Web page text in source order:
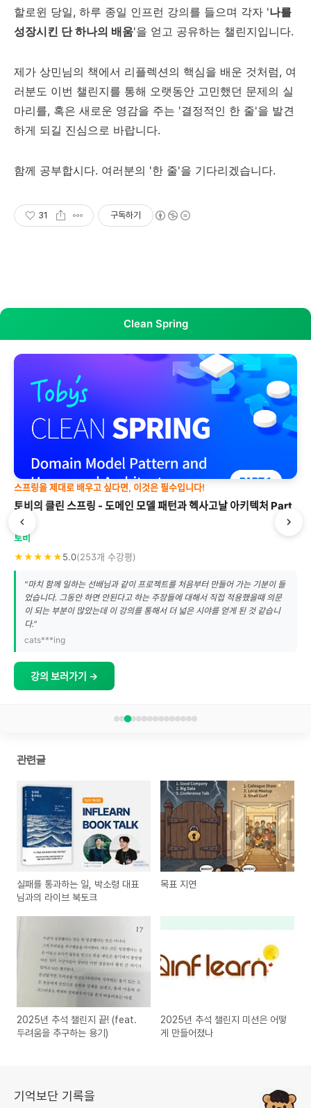
할로윈 당일, 하루 종일 인프런 강의를 들으며 각자 '나를
성장시킨 단 하나의 배움'을 얻고 공유하는 챌린지입니다.
제가 상민님의 책에서 리플렉션의 핵심을 배운 것처럼, 여
러분도 이번 챌린지를 통해 오랫동안 고민했던 문제의 실
마리를, 혹은 새로운 영감을 주는 '결정적인 한 줄'을 발견
하게 되길 진심으로 바랍니다.
함께 공부합시다. 여러분의 '한 줄'을 기다리겠습니다.
31 구독하기
Clean Spring
스프링을 제대로 배우고 싶다면, 이것은 필수입니다!
토비의 클린 스프링 - 도메인 모델 패턴과 헥사고날 아키텍처 Part
토비
★★★★★5.0(253개 수강평)
"마치 함께 일하는 선배님과 같이 프로젝트를 처음부터 만들어 가는 기분이 들
었습니다. 그동안 하면 안된다고 하는 주장들에 대해서 직접 적용했을때 의문
이 되는 부분이 많았는데 이 강의를 통해서 더 넓은 시야를 얻게 된 것 같습니
다."
cats***ing
강의 보러가기 →
관련글
실패를 통과하는 일, 박소령 대표
님과의 라이브 북토크
목표 지연
2025년 추석 챌린지 끝! (feat.
두려움을 추구하는 용기)
2025년 추석 챌린지 미션은 어떻
게 만들어졌나
기억보단 기록을